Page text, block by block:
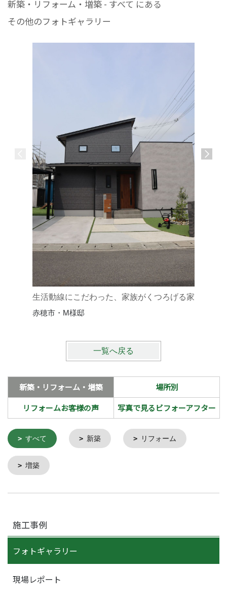
新築・リフォーム・増築 - すべて にある
その他のフォトギャラリー
生活動線にこだわった、家族がくつろげる家
赤穂市・M様邸
一覧へ戻る
新築・リフォーム・増築
場所別
リフォームお客様の声
写真で見るビフォーアフター
すべて 新築 リフォーム
増築
施工事例
フォトギャラリー
現場レポート